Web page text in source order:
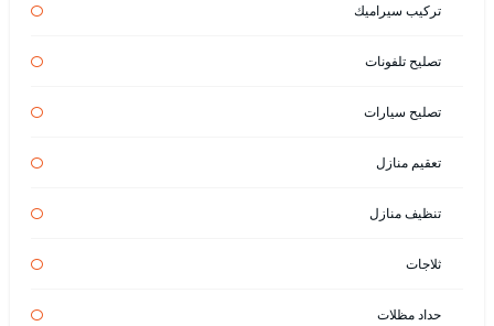
تركيب سيراميك
تصليح تلفونات
تصليح سيارات
تعقيم منازل
تنظيف منازل
ثلاجات
حداد مظلات